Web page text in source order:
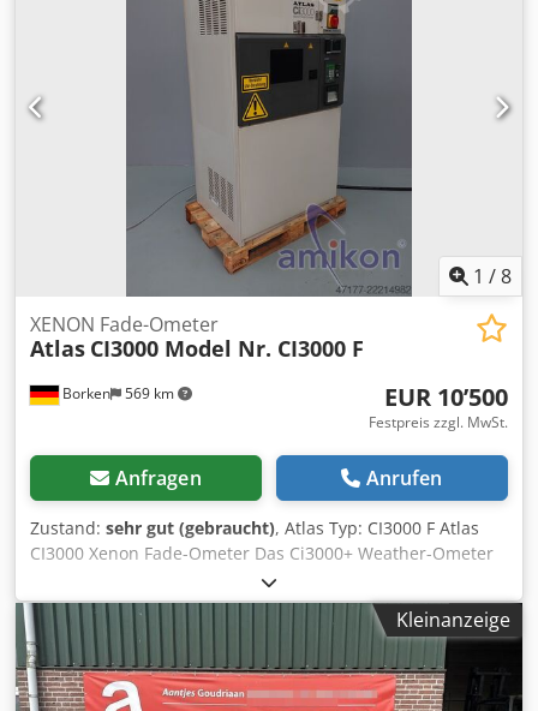
Informationen Passend für folgende Maschinen: 17-29ton
Lieferbedingungen: EXW Arbeitsdruck: 160-180 bar
Erforderlicher hydraulischer Fluss: 155 l/min
Schlagfrequenz: 330-680 Letzte Inspektion: 2025-01-02
Produktionsland: DE Weitere Informationen Wenden Sie
sich an Ö. Inalkac, um weitere Informationen zu erhalten.
1 /8
Borken 569 km
XENON Fade-Ometer
Atlas CI3000 Model Nr. CI3000 F
EUR 10’500
Festpreis zzgl. MwSt.
Anfragen Anrufen
Zustand: sehr gut (gebraucht), Atlas Typ: CI3000 F Atlas
CI3000 Xenon Fade-Ometer Das Ci3000+ Weather-Ometer
und das Fade-Ometer mit seinen fortschrittlichen digitalen
Regelungssystemen, stellen monumentale
Errungenschaften bei der Anwendung von digitalen und
optischen Technologien in einfach zu bedienenden
Laborbewitterungsgeräten dar. Die 3000-Serie ist von
vielen OEMs in der Textil-, Farb- und
Kleinanzeige